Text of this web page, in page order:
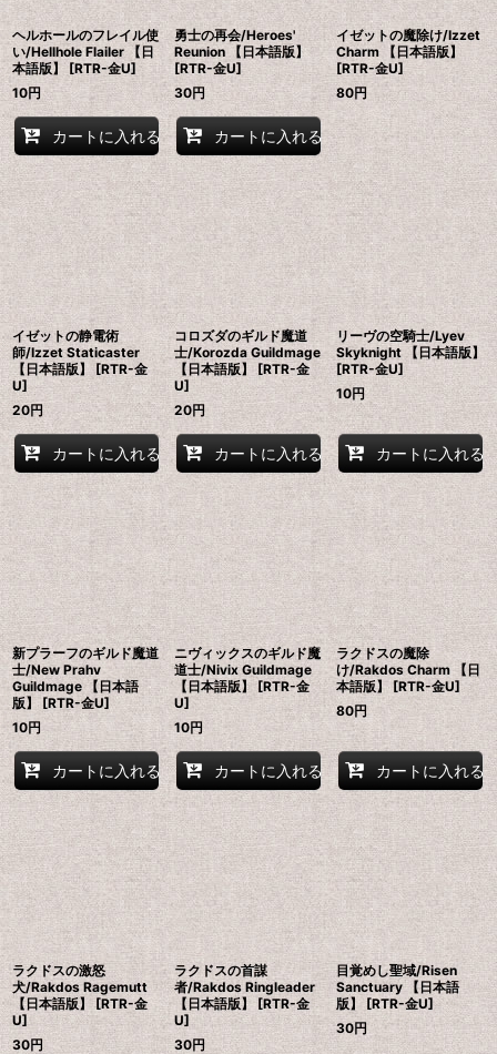
ヘルホールのフレイル使
い/Hellhole Flailer 【日
本語版】 [RTR-金U]
10円
カートに入れる
勇士の再会/Heroes'
Reunion 【日本語版】
[RTR-金U]
30円
カートに入れる
イゼットの魔除け/Izzet
Charm 【日本語版】
[RTR-金U]
80円
イゼットの静電術
師/Izzet Staticaster
【日本語版】 [RTR-金
U]
20円
カートに入れる
コロズダのギルド魔道
士/Korozda Guildmage
【日本語版】 [RTR-金
U]
20円
カートに入れる
リーヴの空騎士/Lyev
Skyknight 【日本語版】
[RTR-金U]
10円
カートに入れる
新プラーフのギルド魔道
士/New Prahv
Guildmage 【日本語
版】 [RTR-金U]
10円
カートに入れる
ニヴィックスのギルド魔
道士/Nivix Guildmage
【日本語版】 [RTR-金
U]
10円
カートに入れる
ラクドスの魔除
け/Rakdos Charm 【日
本語版】 [RTR-金U]
80円
カートに入れる
ラクドスの激怒
犬/Rakdos Ragemutt
【日本語版】 [RTR-金
U]
30円
ラクドスの首謀
者/Rakdos Ringleader
【日本語版】 [RTR-金
U]
30円
目覚めし聖域/Risen
Sanctuary 【日本語
版】 [RTR-金U]
30円